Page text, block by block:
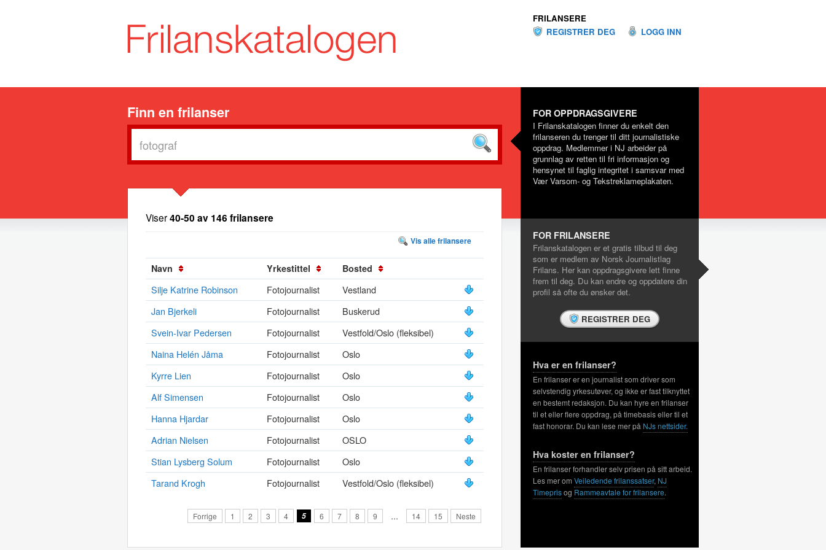
FRILANSERE
REGISTRER DEG
LOGG INN
Finn en frilanser FOR OPPDRAGSGIVERE
I Frilanskatalogen finner du enkelt den
frilanseren du trenger til ditt journalistiske
oppdrag. Medlemmer i NJ arbeider på
grunnlag av retten til fri informasjon og
hensynet til faglig integritet i samsvar med
Vær Varsom- og Tekstreklameplakaten.
Viser40-50 av 146 frilansere
Vis alle frilansere
Navn Yrkestittel Bosted
Silje Katrine Robinson Fotojournalist
Vestland
Jan Bjerkeli
Fotojournalist
Buskerud
Svein-Ivar Pedersen
Fotojournalist
Vestfold/Oslo (fleksibel)
Naina Helén Jåma
Fotojournalist
Oslo
Kyrre Lien
Fotojournalist
Oslo
Alf Simensen
Fotojournalist
Oslo
Hanna Hjardar
Fotojournalist
Oslo
Adrian Nielsen
Fotojournalist
OSLO
Stian Lysberg Solum
Fotojournalist
Oslo
Tarand Krogh
Fotojournalist Vestfold/Oslo (fleksibel)
Forrige 1 2 3 4 5 6 7 8 9 … 14 15 Neste
FOR FRILANSERE
Frilanskatalogen er et gratis tilbud til deg
som er medlem av Norsk Journalistlag
Frilans. Her kan oppdragsgivere lett finne
frem til deg. Du kan endre og oppdatere din
profil så ofte du ønsker det.
REGISTRER DEG
Hva er en frilanser?
En frilanser er en journalist som driver som
selvstendig yrkesutøver, og ikke er fast tilknyttet
en bestemt redaksjon. Du kan hyre en frilanser
til et eller flere oppdrag, på timebasis eller til et
fast honorar. Du kan lese mer på NJs nettsider.
Hva koster en frilanser?
En frilanser forhandler selv prisen på sitt arbeid.
Les mer om Veiledende frilanssatser, NJ
Timeprisog Rammeavtale for frilansere.